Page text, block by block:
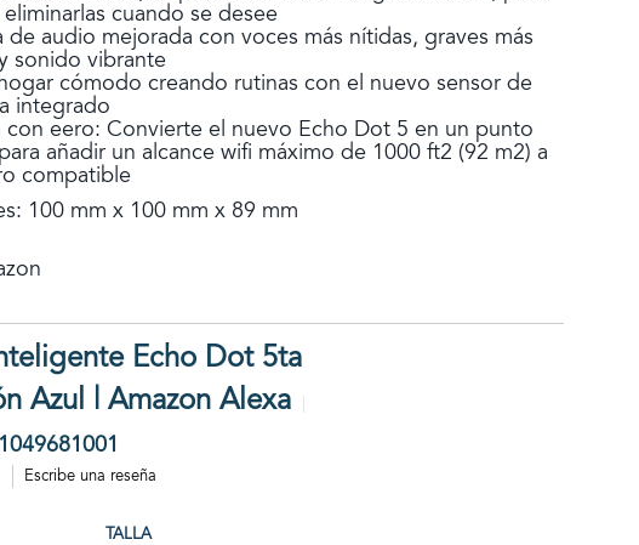
cuando se desee
de audio mejorada con voces más nítidas, graves más
sonido vibrante
cómodo creando rutinas con el nuevo sensor de
integrado
con eero: Convierte el nuevo Echo Dot 5 en un punto
añadir un alcance wifi máximo de 1000 ft2 (92 m2) a
compatible
100 mm x 100 mm x 89 mm
Echo Dot 5ta
Azul | Amazon Alexa
Escribe una reseña
TALLA